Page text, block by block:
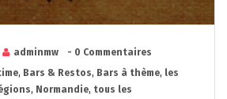
adminmw
- 0 Commentaires
, Bars & Restos, Bars à thème, les
, Normandie, tous les